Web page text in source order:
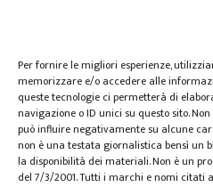
Per fornire le migliori esperienze,
memorizzare e/o accedere alle
queste tecnologie ci permetterà di
navigazione o ID unici su questo sito.
può influire negativamente su alcune
non è una testata giornalistica bensì un
la disponibilità dei materiali. Non è un
del 7/3/2001. Tutti i marchi e nomi